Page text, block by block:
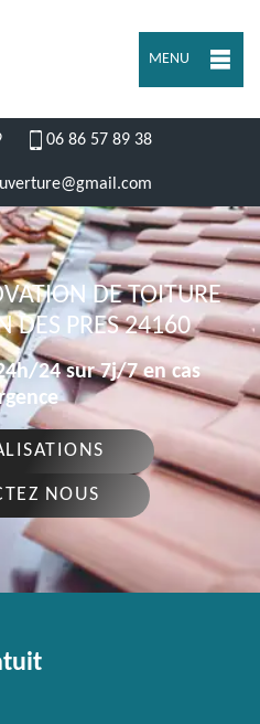
MENU
06 86 57 89 38
DE TOITURE
DES PRES 24160
24 sur 7j/7 en cas
NOUS